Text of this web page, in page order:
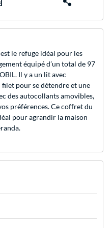
le refuge idéal pour les
équipé d’un total de 97
Il y a un lit avec
pour se détendre et une
des autocollants amovibles,
préférences. Ce coffret du
pour agrandir la maison